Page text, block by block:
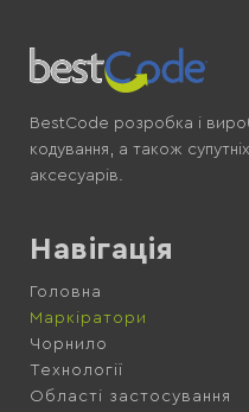
BestCode розробка і
кодування, а також
аксесуарів.
Навігація
Головна
Маркіратори
Чорнило
Технології
Області застосування